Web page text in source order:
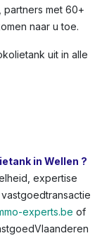
met 60+
naar u toe.
uit in alle
in Wellen ?
expertise
experts.be of